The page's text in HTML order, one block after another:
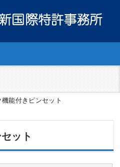
機能付きピンセット
ット